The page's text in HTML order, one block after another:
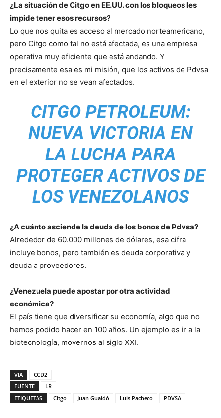
¿La situación de Citgo en EE.UU. con los bloqueos les
impide tener esos recursos?
Lo que nos quita es acceso al mercado norteamericano,
pero Citgo como tal no está afectada, es una empresa
operativa muy eficiente que está andando. Y
precisamente esa es mi misión, que los activos de Pdvsa
en el exterior no se vean afectados.
CITGO PETROLEUM:
NUEVA VICTORIA EN
LA LUCHA PARA
PROTEGER ACTIVOS DE
LOS VENEZOLANOS
¿A cuánto asciende la deuda de los bonos de Pdvsa?
Alrededor de 60.000 millones de dólares, esa cifra
incluye bonos, pero también es deuda corporativa y
deuda a proveedores.
¿Venezuela puede apostar por otra actividad
económica?
El país tiene que diversificar su economía, algo que no
hemos podido hacer en 100 años. Un ejemplo es ir a la
biotecnología, movernos al siglo XXI.
VIA
CCD2
FUENTE
LR
ETIQUETAS
Citgo Juan Guaidó Luis Pacheco PDVSA